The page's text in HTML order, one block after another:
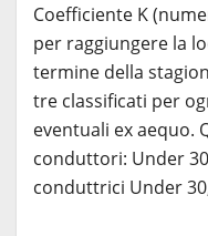
Coefficiente K
per raggiungere la
termine della
tre classificati per
eventuali ex aequo.
conduttori: Under
conduttrici Under